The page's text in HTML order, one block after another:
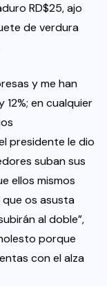
RD$25, ajo
de verdura
y me han
en cualquier
presidente le dio
suban sus
ellos mismos
que os asusta
al doble”,
porque
con el alza